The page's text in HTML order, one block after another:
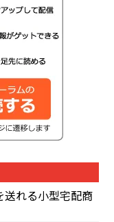
送れる小型宅配商